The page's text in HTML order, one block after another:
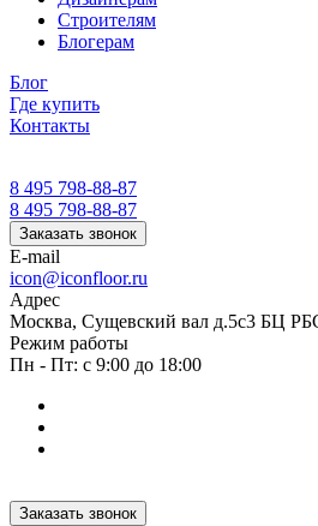
Строителям
Блогерам
Блог
Где купить
Контакты
8 495 798-88-87
8 495 798-88-87
Заказать звонок
E-mail
icon@iconfloor.ru
Адрес
Москва, Сущевский вал д.5с3 БЦ
Режим работы
Пн - Пт: с 9:00 до 18:00
Заказать звонок